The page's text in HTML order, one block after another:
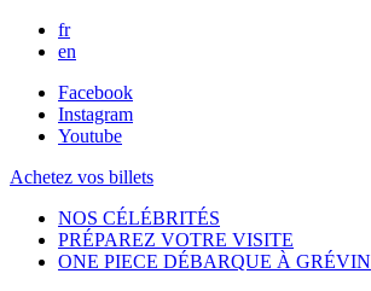
fr
en
Facebook
Instagram
Youtube
Achetez vos billets
NOS CÉLÉBRITÉS
PRÉPAREZ VOTRE VISITE
ONE PIECE DÉBARQUE À GRÉVIN